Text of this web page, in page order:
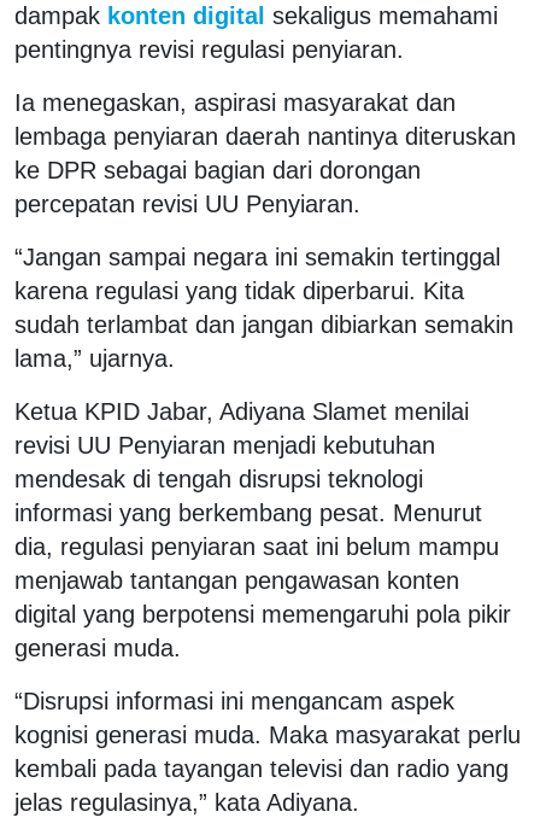
dampak konten digital sekaligus memahami
pentingnya revisi regulasi penyiaran.
Ia menegaskan, aspirasi masyarakat dan
lembaga penyiaran daerah nantinya diteruskan
ke DPR sebagai bagian dari dorongan
percepatan revisi UU Penyiaran.
“Jangan sampai negara ini semakin tertinggal
karena regulasi yang tidak diperbarui. Kita
sudah terlambat dan jangan dibiarkan semakin
lama,” ujarnya.
Ketua KPID Jabar, Adiyana Slamet menilai
revisi UU Penyiaran menjadi kebutuhan
mendesak di tengah disrupsi teknologi
informasi yang berkembang pesat. Menurut
dia, regulasi penyiaran saat ini belum mampu
menjawab tantangan pengawasan konten
digital yang berpotensi memengaruhi pola pikir
generasi muda.
“Disrupsi informasi ini mengancam aspek
kognisi generasi muda. Maka masyarakat perlu
kembali pada tayangan televisi dan radio yang
jelas regulasinya,” kata Adiyana.